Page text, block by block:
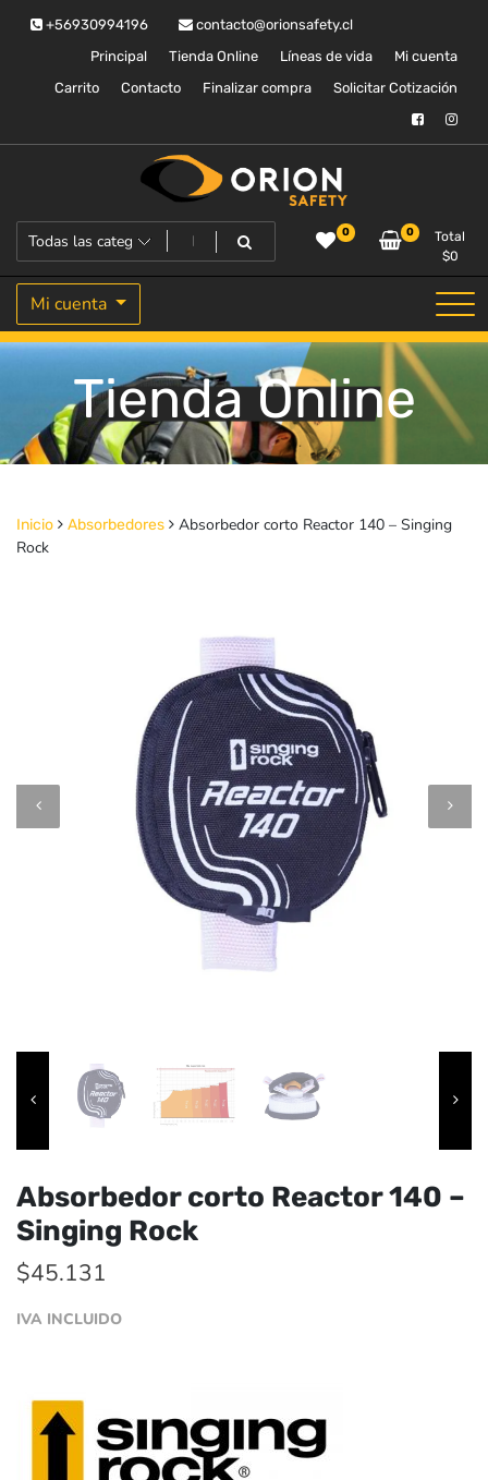
+56930994196
contacto@orionsafety.cl
Principal
Tienda Online Líneas de vida
Mi cuenta
Carrito
Contacto Finalizar compra Solicitar Cotización
Orion Safety
Equipos de proteccion personal 0 0
Total
$0
Mi cuenta
Tienda Online
Inicio Absorbedores
Absorbedor corto Reactor 140 – Singing
Rock
Absorbedor corto Reactor 140 –
Singing Rock
$45.131
IVA INCLUIDO